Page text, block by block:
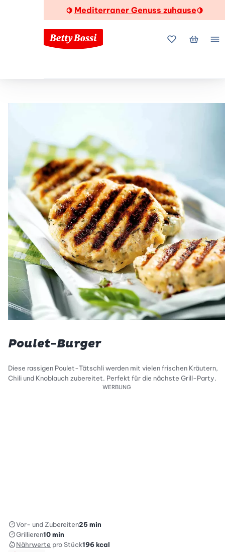
🍋 Mediterraner Genuss zuhause🍋
MeineMein
Poulet-Burger
Diese rassigen Poulet-Tätschli werden mit vielen frischen Kräutern,
Chili und Knoblauch zubereitet. Perfekt für die nächste Grill-Party.
WERBUNG
Vor- und Zubereiten25 min
Grillieren10 min
Nährwerte pro Stück196kcal